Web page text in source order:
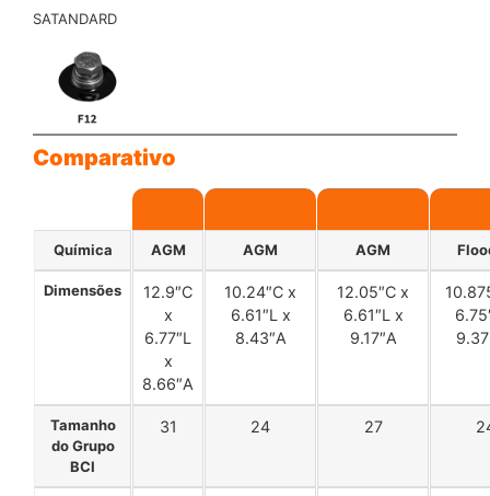
SATANDARD
Comparativo
Química AGM AGM AGM
Dimensões
12.9″C
x
6.77″L
x
8.66″A
10.24″C x
6.61″L x
8.43″A
12.05″C x
6.61″L x
9.17″A
Tamanho
do Grupo
BCI
31 24 27